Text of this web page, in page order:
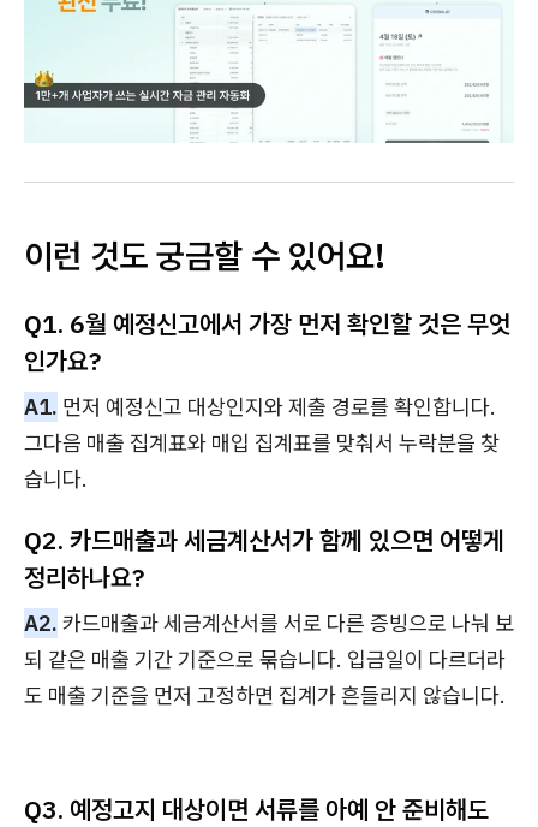
이런 것도 궁금할 수 있어요!
Q1. 6월 예정신고에서 가장 먼저 확인할 것은 무엇
인가요?
A1. 먼저 예정신고 대상인지와 제출 경로를 확인합니다.
그다음 매출 집계표와 매입 집계표를 맞춰서 누락분을 찾
습니다.
Q2. 카드매출과 세금계산서가 함께 있으면 어떻게
정리하나요?
A2. 카드매출과 세금계산서를 서로 다른 증빙으로 나눠 보
되 같은 매출 기간 기준으로 묶습니다. 입금일이 다르더라
도 매출 기준을 먼저 고정하면 집계가 흔들리지 않습니다.
Q3. 예정고지 대상이면 서류를 아예 안 준비해도